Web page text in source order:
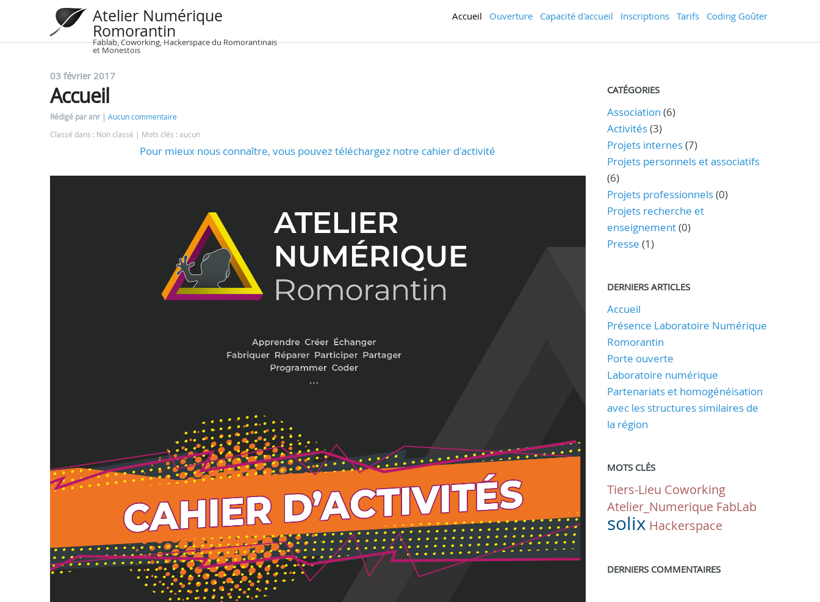
Atelier Numérique
Romorantin
Fablab, Coworking, Hackerspace du Romorantinais
et Monestois
Accueil Ouverture Capacité d'accueil Inscriptions Tarifs Coding Goûter
03 février 2017
Accueil
Rédigé par anr
Aucun commentaire
Classé dans : Non classé
Mots clés : aucun
Pour mieux nous connaître, vous pouvez téléchargez notre cahier d'activité
CATÉGORIES
Association (6)
Activités(3)
Projets internes(7)
Projets personnels et associatifs
(6)
Projets professionnels(0)
Projets recherche et
enseignement(0)
Presse (1)
DERNIERS ARTICLES
Accueil
Présence Laboratoire Numérique
Romorantin
Porte ouverte
Laboratoire numérique
Partenariats et homogénéisation
avec les structures similaires de
la région
MOTS CLÉS
Tiers-Lieu Coworking
Atelier_Numerique FabLab
solix Hackerspace
DERNIERS COMMENTAIRES